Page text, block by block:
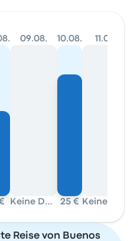
09.08.
Keine Daten
10.08.
25 €
11.08.
Reise von Buenos